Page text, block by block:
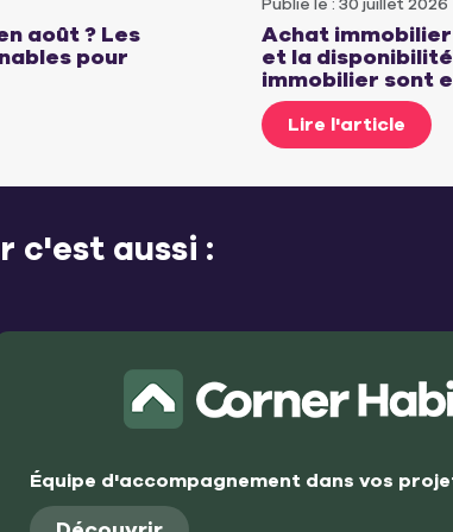
août ? Les
pour
Achat
et la
immobilier sont
Lire l'article
c'est aussi :
Équipe d'accompagnement dans vos